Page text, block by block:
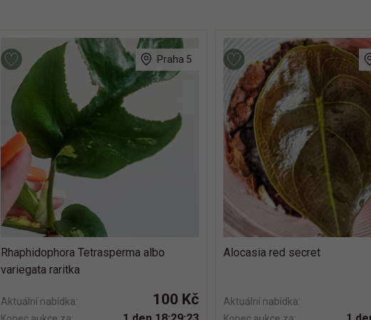
Praha 5
Rhaphidophora Tetrasperma albo
variegata raritka
Aktuální nabídka: 100 Kč
Alocasia red secret
Aktuální nabídka: